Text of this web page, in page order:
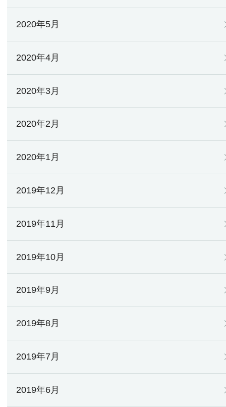
2020年5月
2020年4月
2020年3月
2020年2月
2020年1月
2019年12月
2019年11月
2019年10月
2019年9月
2019年8月
2019年7月
2019年6月